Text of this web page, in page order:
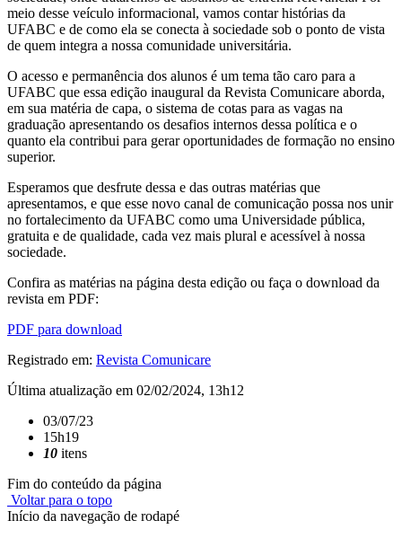
meio desse veículo informacional, vamos contar histórias da
UFABC e de como ela se conecta à sociedade sob o ponto de vista
de quem integra a nossa comunidade universitária.
O acesso e permanência dos alunos é um tema tão caro para a
UFABC que essa edição inaugural da Revista Comunicare aborda,
em sua matéria de capa, o sistema de cotas para as vagas na
graduação apresentando os desafios internos dessa política e o
quanto ela contribui para gerar oportunidades de formação no ensino
superior.
Esperamos que desfrute dessa e das outras matérias que
apresentamos, e que esse novo canal de comunicação possa nos unir
no fortalecimento da UFABC como uma Universidade pública,
gratuita e de qualidade, cada vez mais plural e acessível à nossa
sociedade.
Confira as matérias na página desta edição ou faça o download da
revista em PDF:
PDF para download
Registrado em: Revista Comunicare
Última atualização em 02/02/2024, 13h12
03/07/23
15h19
10 itens
Fim do conteúdo da página
Voltar para o topo
Início da navegação de rodapé